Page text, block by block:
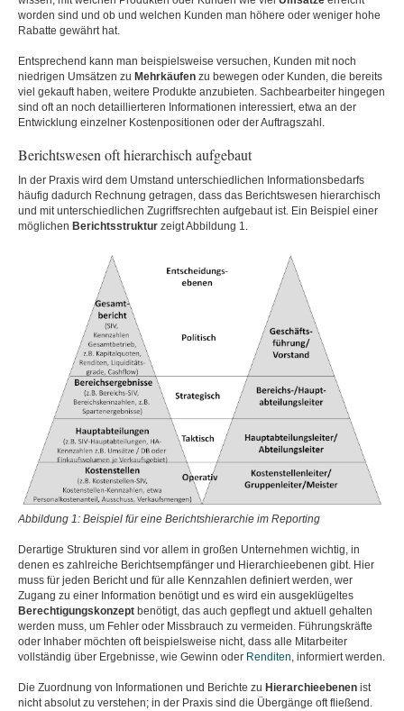
worden sind und ob und welchen Kunden man höhere oder weniger hohe
Rabatte gewährt hat.
Entsprechend kann man beispielsweise versuchen, Kunden mit noch
niedrigen Umsätzen zu Mehrkäufen zu bewegen oder Kunden, die bereits
viel gekauft haben, weitere Produkte anzubieten. Sachbearbeiter hingegen
sind oft an noch detaillierteren Informationen interessiert, etwa an der
Entwicklung einzelner Kostenpositionen oder der Auftragszahl.
Berichtswesen oft hierarchisch aufgebaut
In der Praxis wird dem Umstand unterschiedlichen Informationsbedarfs
häufig dadurch Rechnung getragen, dass das Berichtswesen hierarchisch
und mit unterschiedlichen Zugriffsrechten aufgebaut ist. Ein Beispiel einer
möglichen Berichtsstruktur zeigt Abbildung 1.
Abbildung 1: Beispiel für eine Berichtshierarchie im Reporting
Derartige Strukturen sind vor allem in großen Unternehmen wichtig, in
denen es zahlreiche Berichtsempfänger und Hierarchieebenen gibt. Hier
muss für jeden Bericht und für alle Kennzahlen definiert werden, wer
Zugang zu einer Information benötigt und es wird ein ausgeklügeltes
Berechtigungskonzept benötigt, das auch gepflegt und aktuell gehalten
werden muss, um Fehler oder Missbrauch zu vermeiden. Führungskräfte
oder Inhaber möchten oft beispielsweise nicht, dass alle Mitarbeiter
vollständig über Ergebnisse, wie Gewinn oder Renditen, informiert werden.
Die Zuordnung von Informationen und Berichte zu Hierarchieebenen ist
nicht absolut zu verstehen; in der Praxis sind die Übergänge oft fließend.